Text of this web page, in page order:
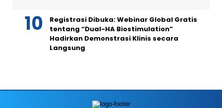
Registrasi Dibuka: Webinar Global Gratis
tentang “Dual-HA Biostimulation”
Hadirkan Demonstrasi Klinis secara
Langsung